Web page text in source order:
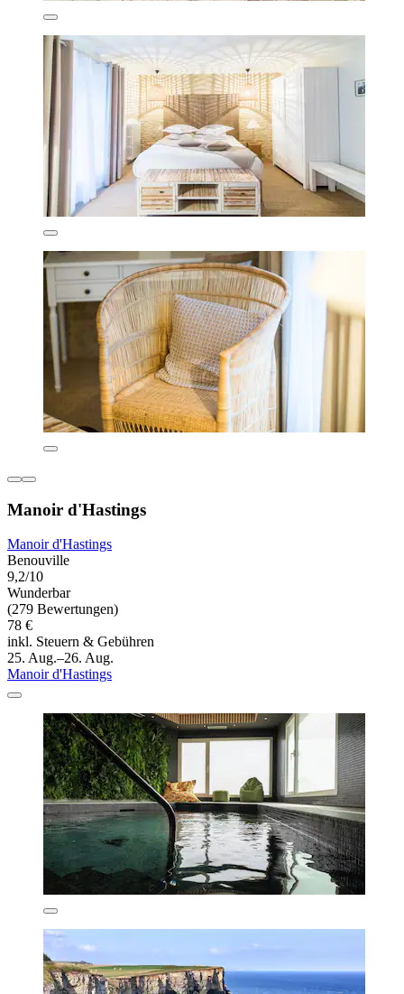
Manoir d'Hastings
Manoir d'Hastings
Benouville
9,2/10
Wunderbar
(279 Bewertungen)
78 €
inkl. Steuern & Gebühren
25. Aug.–26. Aug.
Manoir d'Hastings